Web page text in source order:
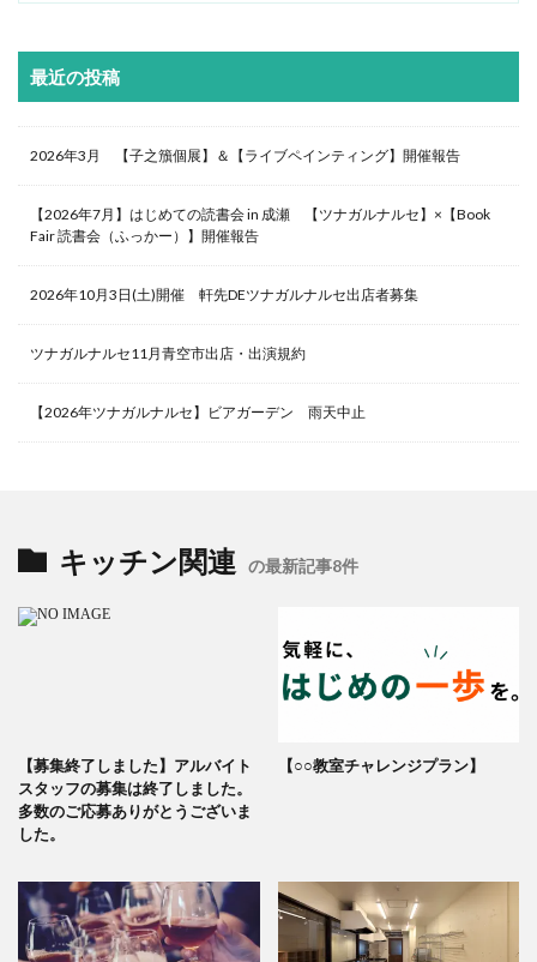
最近の投稿
2026年3月 【子之籏個展】＆【ライブペインティング】開催報告
【2026年7月】はじめての読書会 in 成瀬 【ツナガルナルセ】×【Book
Fair 読書会（ふっかー）】開催報告
2026年10月3日(土)開催 軒先DEツナガルナルセ出店者募集
ツナガルナルセ11月青空市出店・出演規約
【2026年ツナガルナルセ】ビアガーデン 雨天中止
キッチン関連 の最新記事8件
【募集終了しました】アルバイト
スタッフの募集は終了しました。
多数のご応募ありがとうございま
した。
【○○教室チャレンジプラン】